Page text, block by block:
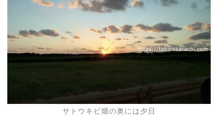
サトウキビ畑の奥には夕日